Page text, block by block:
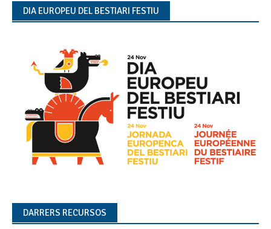
DIA EUROPEU DEL BESTIARI FESTIU
DARRERS RECURSOS